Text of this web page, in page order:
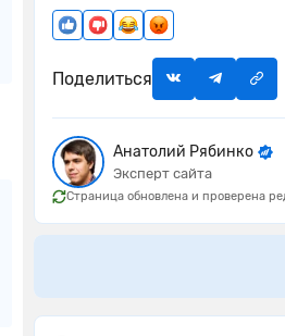
Поделиться
Анатолий Рябинко
Эксперт сайта
Страница обновлена и проверена